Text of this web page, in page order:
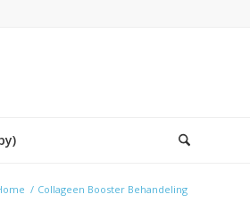
/ Collageen Booster Behandeling